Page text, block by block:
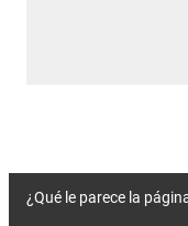
¿Qué le parece la